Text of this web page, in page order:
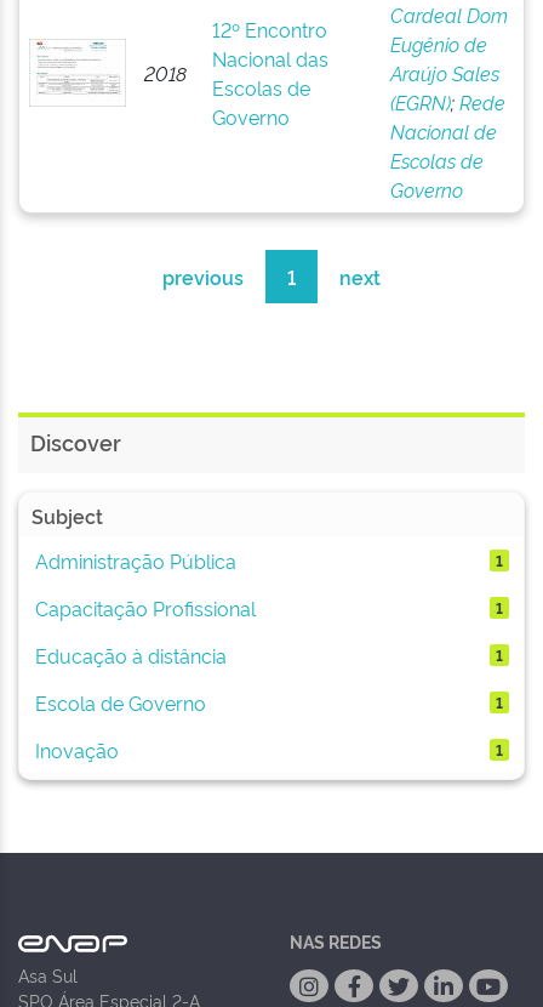
2018
12º Encontro
Nacional das
Escolas de
Governo
Cardeal Dom
Eugênio de
Araújo Sales
(EGRN);Rede
Nacional de
Escolas de
Governo
previous 1 next
Discover
Subject
Administração Pública
1
Capacitação Profissional 1
Educação à distância 1
Escola de Governo 1
Inovação 1
Asa Sul
SPO Área Especial 2-A
NAS REDES